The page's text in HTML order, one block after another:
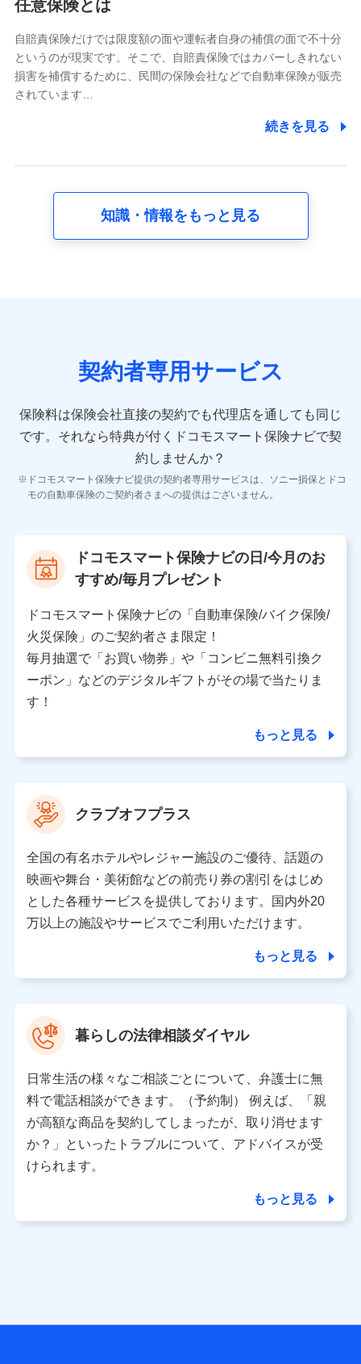
当社又は株式会社NTTドコモが提供する各種サービスな
又は株式会社NTTドコモが提供する各種サービスのご契
約状態・ご利用履歴インターネット利用時の行動に関す
る情報、アプリケーション利用時の行動に関する情報、
購入されたサービスや商品の名称・購入場所・決済に関
する情報、アンケートの回答に関する情報などが含まれ
の内容、保険料、保険料のお支払方法、車のメーカーや
走行距離などの情報、建物の構造や築年数などの情報、
険契約に関する情報。例として、保険契約者及び被保険
者の氏名、住所、生年月日、性別、保険契約者と被保険
報、建物の構造や築年数などの情報、ペットの種類や年
齢などの情報などが含まれます。
【共同して利用する者の範囲】
当社
当社又は株式会社NTTドコモが提供する保険関連サービ
スにおけるユーザ登録受付および管理のため
を受けている保険会社・提携会社の保険その他に関する
情報を提供するため、また維持管理等の委託業務遂行の
ため、またそれらに付帯、関連する当社、株式会社NTT
ドコモおよび提携会社のサービスを案内、提供するため
（各サービスで取得したサービス利用履歴、ウェブサイ
トの閲覧履歴、購買履歴、ご契約内容等のパーソナルデ
ータを分析して、お客さまの趣味・嗜好・傾向に応じた
上記に係る案内・手続き・管理等付帯業務を行うため
【当該個人データの管理について責任を有する者の名称・住
所・代表者名】
当該個人データを取り扱う各共同利用者（詳細は次のとお
り）
東京都千代田区永田町2丁目11番1号 山王パークタワー
株式会社NTTドコモ 代表取締役社長 前田 義晃
東京都中央区日本橋人形町2-14-10 アーバンネット日本橋
ビル 3F
※ 当社および株式会社NTTドコモは、お客さまの情報を利
データ憲章」に定める行動原則を順守します 。
※ パーソナルデータダッシュボードの「第三者提供の管
理」の設定状態にかかわらず、共同利用する場合がありま
※ dポイントクラブ会員ではないお客さま（2019年12月11
日以降、一度もdポイントクラブ会員であったことがないお
個人データは、こちら の利用目的の範囲内に限って共同利
用します。
任意保険とは
自賠責保険だけでは限度額の面や運転者自身の補償の面で不十分
というのが現実です。そこで、自賠責保険ではカバーしきれない
損害を補償するために、民間の保険会社などで自動車保険が販売
されています…
続きを見る
知識・情報をもっと見る
契約者専用サービス
保険料は保険会社直接の契約でも代理店を通しても同じ
です。 それなら特典が付くドコモスマート保険ナビで契
約しませんか？
ドコモスマート保険ナビ提供の契約者専用サービスは、ソニー損保とドコ
モの自動車保険のご契約者さまへの提供はございません。
ドコモスマート保険ナビの日/今月のお
すすめ/毎月プレゼント
ドコモスマート保険ナビの「自動車保険/バイク保険/
火災保険」のご契約者さま限定！
毎月抽選で「お買い物券」や「コンビニ無料引換ク
ーポン」などのデジタルギフトがその場で当たりま
す！
もっと見る
クラブオフプラス
全国の有名ホテルやレジャー施設のご優待、話題の
映画や舞台・美術館などの前売り券の割引をはじめ
とした各種サービスを提供しております。国内外20
万以上の施設やサービスでご利用いただけます。
もっと見る
暮らしの法律相談ダイヤル
日常生活の様々なご相談ごとについて、弁護士に無
料で電話相談ができます。（予約制） 例えば、「親
が高額な商品を契約してしまったが、取り消せます
か？」といったトラブルについて、アドバイスが受
けられます。
もっと見る